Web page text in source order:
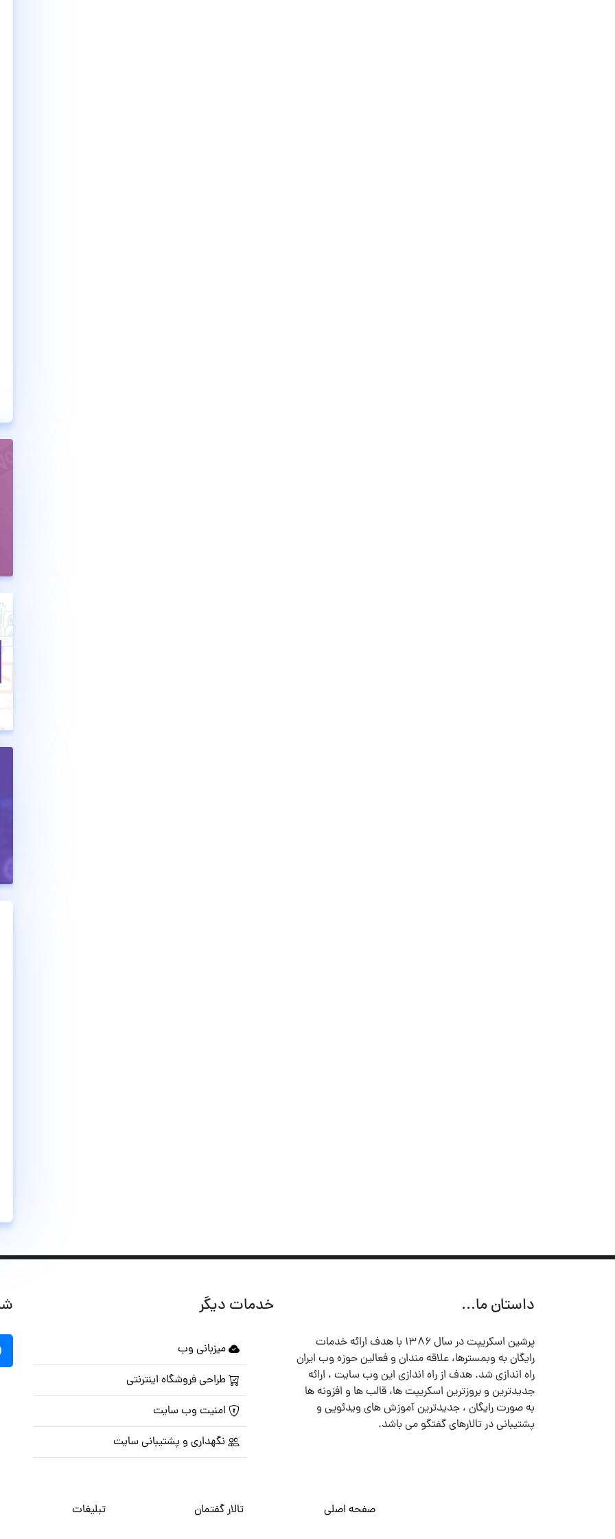
داستان ما...
پرشین اسکریپت در سال ۱۳۸۶ با هدف ارائه خدمات
رایگان به وبمسترها، علاقه مندان و فعالین حوزه وب ایران
راه اندازی شد. هدف از راه اندازی این وب سایت ، ارائه
جدیدترین و بروزترین اسکریپت ها، قالب ها و افزونه ها
به صورت رایگان ، جدیدترین آموزش های ویدئویی و
پشتیبانی در تالارهای گفتگو می باشد.
خدمات دیگر
میزبانی وب
طراحی فروشگاه اینترنتی
امنیت وب سایت
نگهداری و پشتیبانی سایت
صفحه اصلی تالار گفتمان تبلیغات